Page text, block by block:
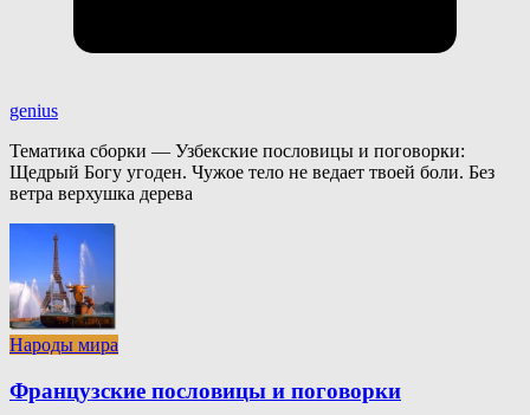
genius
Тематика сборки — Узбекские пословицы и поговорки:
Щедрый Богу угоден. Чужое тело не ведает твоей боли. Без
ветра верхушка дерева
Народы мира
Французские пословицы и поговорки